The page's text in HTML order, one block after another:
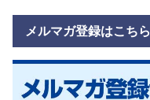
メルマガ登録はこちら